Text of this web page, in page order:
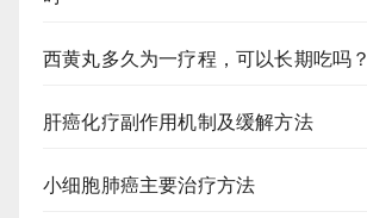
西黄丸多久为一疗程，可以长期吃吗？
肝癌化疗副作用机制及缓解方法
小细胞肺癌主要治疗方法